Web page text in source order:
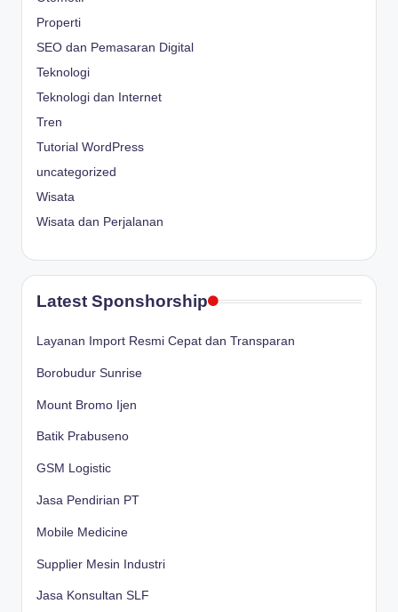
Properti
SEO dan Pemasaran Digital
Teknologi
Teknologi dan Internet
Tren
Tutorial WordPress
uncategorized
Wisata
Wisata dan Perjalanan
Latest Sponshorship
Layanan Import Resmi Cepat dan Transparan
Borobudur Sunrise
Mount Bromo Ijen
Batik Prabuseno
GSM Logistic
Jasa Pendirian PT
Mobile Medicine
Supplier Mesin Industri
Jasa Konsultan SLF